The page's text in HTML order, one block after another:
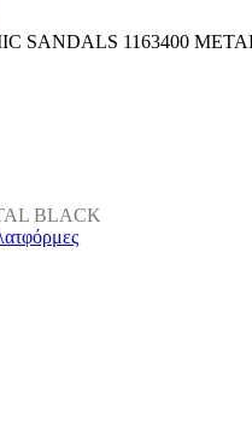
SANDALS 1163400
BLACK